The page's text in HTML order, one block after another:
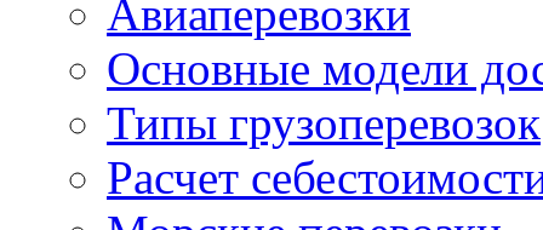
Авиаперевозки
Основные модели
Типы грузоперевозок
Расчет